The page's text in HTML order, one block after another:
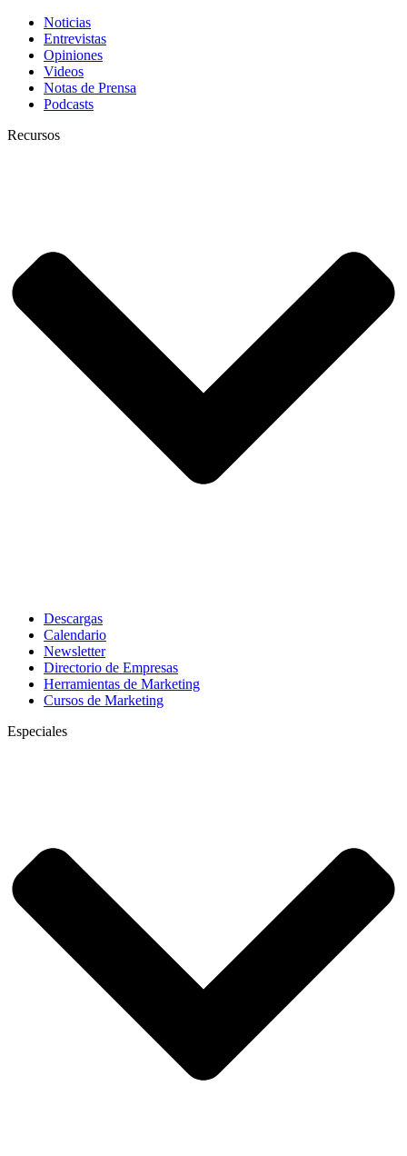
Noticias
Entrevistas
Opiniones
Videos
Notas de Prensa
Podcasts
Recursos
Descargas
Calendario
Newsletter
Directorio de Empresas
Herramientas de Marketing
Cursos de Marketing
Especiales